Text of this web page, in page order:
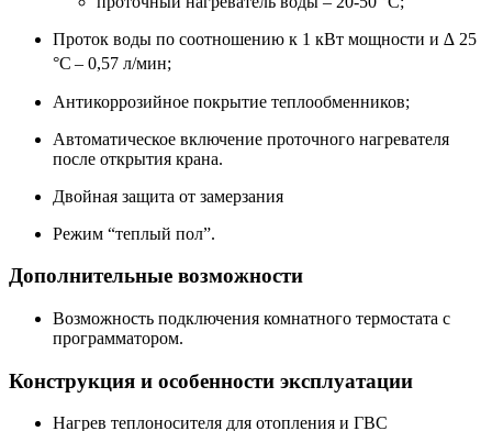
Проток воды по соотношению к 1 кВт мощности и ∆ 25
°С – 0,57 л/мин;
Антикоррозийное покрытие теплообменников;
Автоматическое включение проточного нагревателя
после открытия крана.
Двойная защита от замерзания
Режим “теплый пол”.
Дополнительные возможности
Возможность подключения комнатного термостата с
программатором.
Конструкция и особенности эксплуатации
Нагрев теплоносителя для отопления и ГВС